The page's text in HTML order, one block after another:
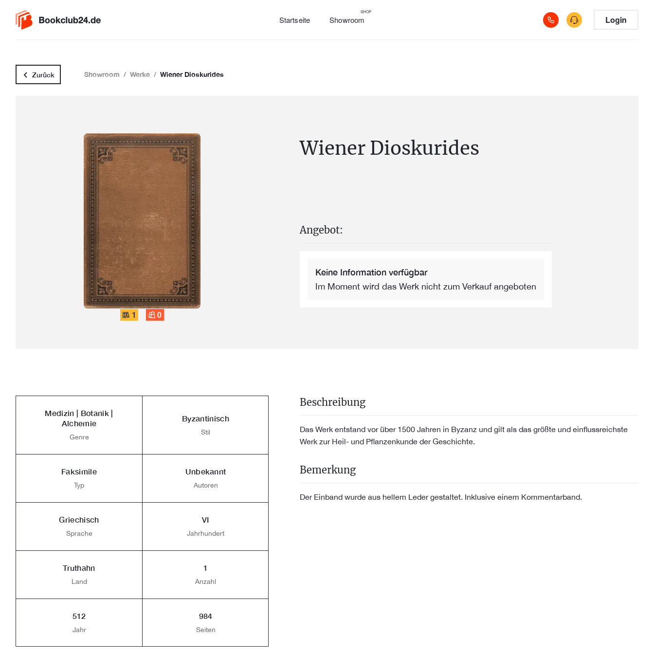
Startseite Showroom
SHOP
Login
Zurück Showroom / Werke / Wiener Dioskurides
1 0
Wiener Dioskurides
Angebot:
Keine Information verfügbar
Im Moment wird das Werk nicht zum Verkauf angeboten
Medizin | Botanik |
Alchemie
Genre
Byzantinisch
Stil
Faksimile
Typ
Unbekannt
Autoren
Griechisch
Sprache
VI
Jahrhundert
Truthahn
Land
1
Anzahl
512
Jahr
984
Seiten
Beschreibung
Das Werk entstand vor über 1500 Jahren in Byzanz und gilt als das größte und einflussreichste
Werk zur Heil- und Pflanzenkunde der Geschichte.
Bemerkung
Der Einband wurde aus hellem Leder gestaltet. Inklusive einem Kommentarband.